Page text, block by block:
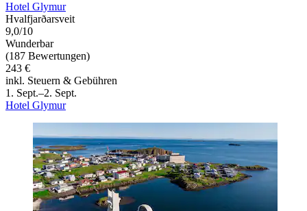
Hotel Glymur
Hvalfjarðarsveit
9,0/10
Wunderbar
(187 Bewertungen)
243 €
inkl. Steuern & Gebühren
1. Sept.–2. Sept.
Hotel Glymur